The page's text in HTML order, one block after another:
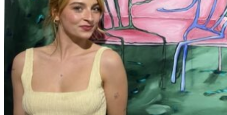
E
D
R
O
L
M
O
D
Ó